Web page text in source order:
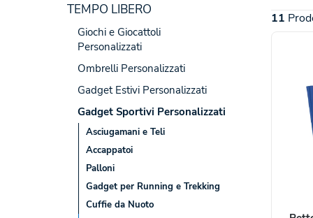
TEMPO LIBERO
Giochi e Giocattoli
Personalizzati
Ombrelli Personalizzati
Gadget Estivi Personalizzati
Gadget Sportivi Personalizzati
Asciugamani e Teli
Accappatoi
Palloni
Gadget per Running e Trekking
Cuffie da Nuoto
11